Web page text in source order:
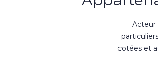
Acteur
cotées et